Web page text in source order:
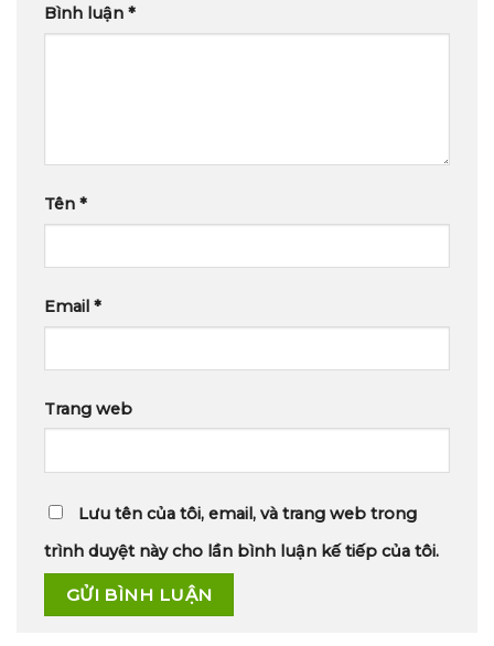
Bình luận *
Tên *
Email *
Trang web
Lưu tên của tôi, email, và trang web trong
trình duyệt này cho lần bình luận kế tiếp của tôi.